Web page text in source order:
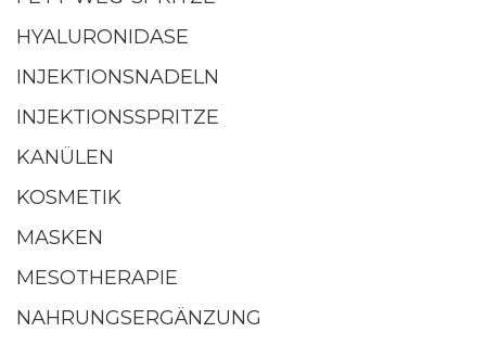
HYALURONIDASE
INJEKTIONSNADELN
INJEKTIONSSPRITZE
KANÜLEN
KOSMETIK
MASKEN
MESOTHERAPIE
NAHRUNGSERGÄNZUNG